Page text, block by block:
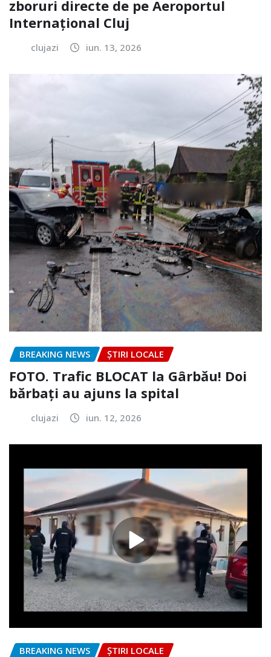
zboruri directe de pe Aeroportul
Internațional Cluj
clujazi iun. 13, 2026
BREAKING NEWS ȘTIRI LOCALE
FOTO. Trafic BLOCAT la Gârbău! Doi
bărbați au ajuns la spital
clujazi iun. 12, 2026
BREAKING NEWS ȘTIRI LOCALE